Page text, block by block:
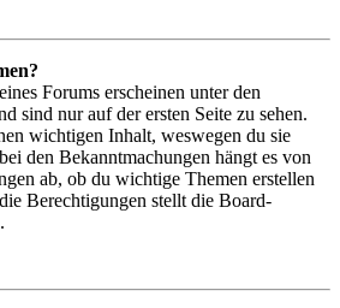
Forums erscheinen unter den
sind nur auf der ersten Seite zu sehen.
wichtigen Inhalt, weswegen du sie
den Bekanntmachungen hängt es von
ab, ob du wichtige Themen erstellen
Berechtigungen stellt die Board-